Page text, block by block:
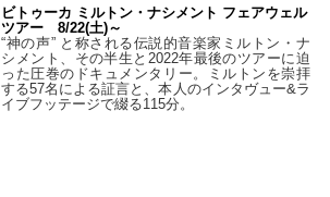
ビトゥーカ ミルトン・ナシメント フェアウェル
ツアー 8/22(土)～
“神の声” と称される伝説的音楽家ミルトン・ナ
シメント、その半生と2022年最後のツアーに迫
った圧巻のドキュメンタリー。ミルトンを崇拝
する57名による証言と、本人のインタヴュー&ラ
イブフッテージで綴る115分。